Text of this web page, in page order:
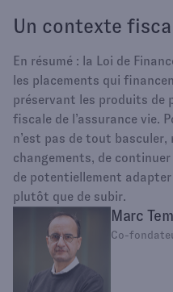
Un contexte
En résumé : la Loi de
les placements qui
préservant les produits de
fiscale de l’assurance vie.
n’est pas de tout basculer,
changements, de
de potentiellement
plutôt que de subir.
Marc
Co-